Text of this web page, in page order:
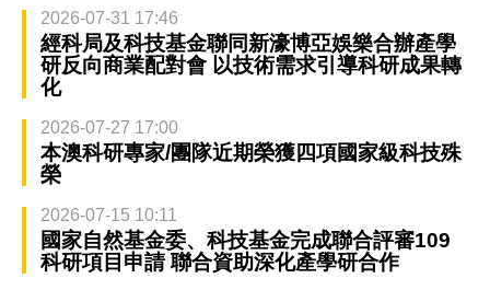
2026-07-31 17:46
經科局及科技基金聯同新濠博亞娛樂合辦產學
研反向商業配對會 以技術需求引導科研成果轉
化
2026-07-27 17:00
本澳科研專家/團隊近期榮獲四項國家級科技殊
榮
2026-07-15 10:11
國家自然基金委、科技基金完成聯合評審109
科研項目申請 聯合資助深化產學研合作